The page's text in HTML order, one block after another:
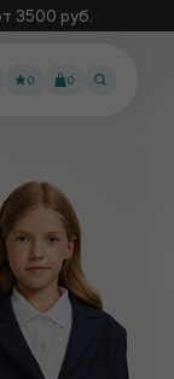
3500 руб.
0
0